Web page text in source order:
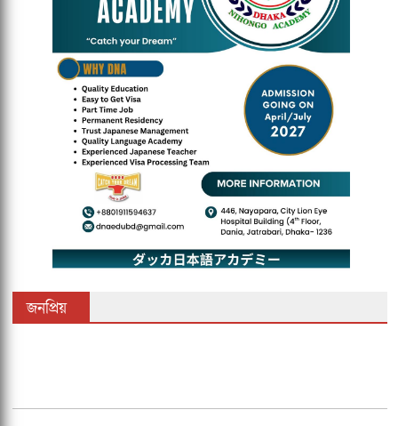
জনপ্রিয়